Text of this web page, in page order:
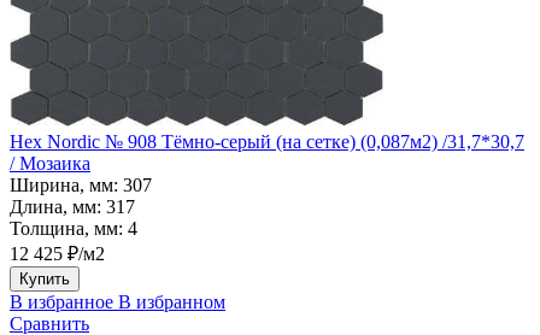
Hex Nordic № 908 Тёмно-серый (на сетке) (0,087м2) /31,7*30,7
/ Мозаика
Ширина, мм: 307
Длина, мм: 317
Толщина, мм: 4
12 425 ₽/м2
Купить
В избранное В избранном
Сравнить